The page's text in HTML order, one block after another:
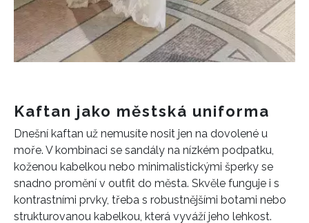
Kaftan jako městská uniforma
Dnešní kaftan už nemusíte nosit jen na dovolené u
moře. V kombinaci se sandály na nízkém podpatku,
koženou kabelkou nebo minimalistickými šperky se
snadno promění v outfit do města. Skvěle funguje i s
kontrastními prvky, třeba s robustnějšími botami nebo
strukturovanou kabelkou, která vyváží jeho lehkost.